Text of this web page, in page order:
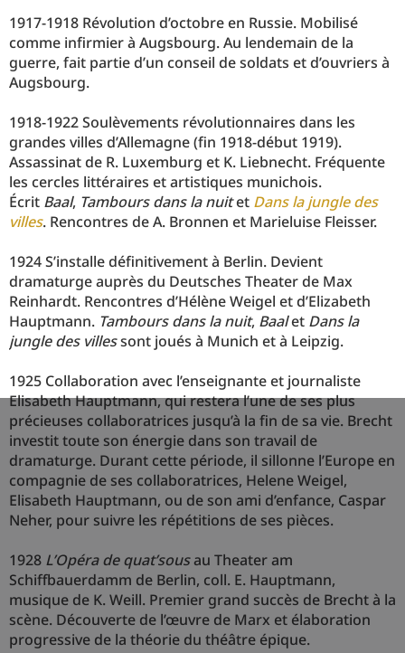
1917-1918 Révolution d’octobre en Russie. Mobilisé
comme infirmier à Augsbourg. Au lendemain de la
guerre, fait partie d’un conseil de soldats et d’ouvriers à
Augsbourg.
1918-1922 Soulèvements révolutionnaires dans les
grandes villes d’Allemagne (fin 1918-début 1919).
Assassinat de R. Luxemburg et K. Liebnecht. Fréquente
les cercles littéraires et artistiques munichois.
Écrit Baal, Tambours dans la nuitet Dans la jungle des
villes. Rencontres de A. Bronnen et Marieluise Fleisser.
1924 S’installe définitivement à Berlin. Devient
dramaturge auprès du Deutsches Theater de Max
Reinhardt. Rencontres d’Hélène Weigel et d’Elizabeth
Hauptmann. Tambours dans la nuit, Baalet Dans la
jungle des villessont joués à Munich et à Leipzig.
1925 Collaboration avec l’enseignante et journaliste
Elisabeth Hauptmann, qui restera l’une de ses plus
précieuses collaboratrices jusqu’à la fin de sa vie. Brecht
investit toute son énergie dans son travail de
dramaturge. Durant cette période, il sillonne l’Europe en
compagnie de ses collaboratrices, Helene Weigel,
Elisabeth Hauptmann, ou de son ami d’enfance, Caspar
Neher, pour suivre les répétitions de ses pièces.
1928 L’Opéra de quat’sousau Theater am
Schiffbauerdamm de Berlin, coll. E. Hauptmann,
musique de K. Weill. Premier grand succès de Brecht à la
scène. Découverte de l’œuvre de Marx et élaboration
progressive de la théorie du théâtre épique.